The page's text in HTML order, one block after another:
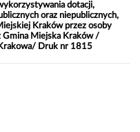
dotacji,
oraz niepublicznych,
Kraków przez osoby
Gmina Miejska Kraków /
Druk nr 1815